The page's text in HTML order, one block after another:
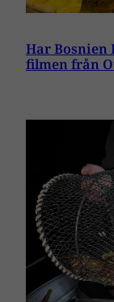
Har Bosnien
filmen från